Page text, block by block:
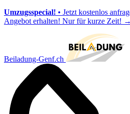
Umzugsspecial! • Jetzt kostenlos
Angebot erhalten! Nur für kurze Zeit! →
Beiladung-Genf.ch